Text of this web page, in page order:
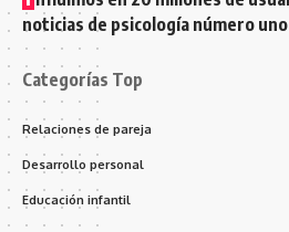
noticias de psicología número
Categorías Top
Relaciones de pareja
Desarrollo personal
Educación infantil